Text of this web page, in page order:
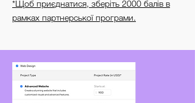
*Щоб приєднатися, зберіть 2000 балів в
рамках партнерської програми.